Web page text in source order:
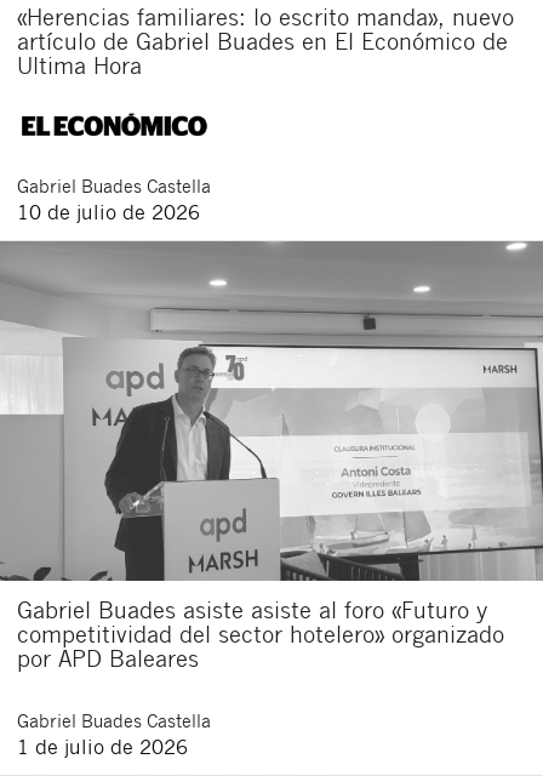
«Herencias familiares: lo escrito manda», nuevo
artículo de Gabriel Buades en El Económico de
Ultima Hora
Gabriel Buades Castella
10 de julio de 2026
Gabriel Buades asiste asiste al foro «Futuro y
competitividad del sector hotelero» organizado
por APD Baleares
Gabriel Buades Castella
1 de julio de 2026